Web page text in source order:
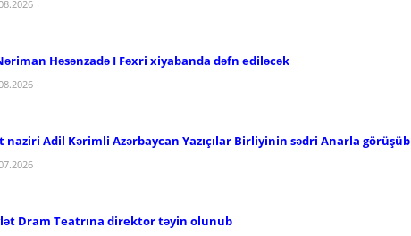
Həsənzadə I Fəxri xiyabanda dəfn ediləcək
naziri Adil Kərimli Azərbaycan Yazıçılar Birliyinin sədri Anarla görüşüb
Dram Teatrına direktor təyin olunub